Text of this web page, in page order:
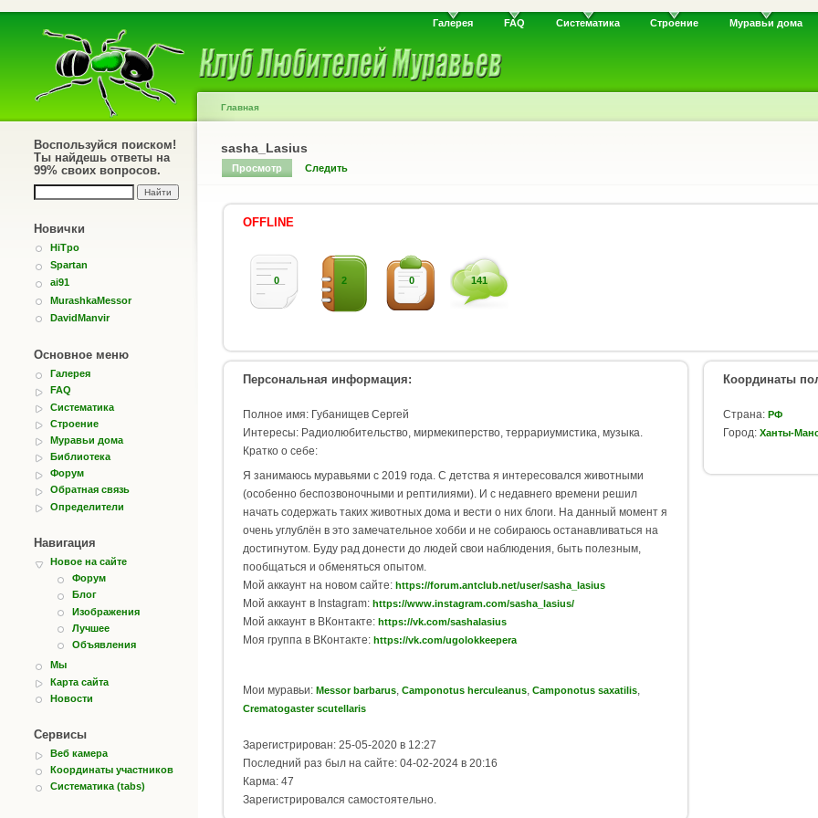
Галерея FAQ Систематика Строение Муравьи дома
Воспользуйся поиском!
Ты найдешь ответы на
99% своих вопросов.
Новички
HiTpo
Spartan
ai91
MurashkaMessor
DavidManvir
Основное меню
Галерея
FAQ
Систематика
Строение
Муравьи дома
Библиотека
Форум
Обратная связь
Определители
Навигация
Новое на сайте
Форум
Блог
Изображения
Лучшее
Объявления
Мы
Карта сайта
Новости
Сервисы
Веб камера
Координаты участников
Систематика (tabs)
Главная
sasha_Lasius
Просмотр Следить
OFFLINE
0 2 0 141
Персональная информация:
Полное имя: Губанищев Сергей
Интересы: Радиолюбительство, мирмекиперство, террариумистика, музыка.
Кратко о себе:
Я занимаюсь муравьями с 2019 года. С детства я интересовался животными
(особенно беспозвоночными и рептилиями). И с недавнего времени решил
начать содержать таких животных дома и вести о них блоги. На данный момент я
очень углублён в это замечательное хобби и не собираюсь останавливаться на
достигнутом. Буду рад донести до людей свои наблюдения, быть полезным,
пообщаться и обменяться опытом.
Мой аккаунт на новом сайте: https://forum.antclub.net/user/sasha_lasius
Мой аккаунт в Instagram: https://www.instagram.com/sasha_lasius/
Мой аккаунт в ВКонтакте: https://vk.com/sashalasius
Моя группа в ВКонтакте: https://vk.com/ugolokkeepera
Мои муравьи: Messor barbarus Camponotus herculeanus Camponotus saxatilis
Crematogaster scutellaris
Зарегистрирован: 25-05-2020 в 12:27
Последний раз был на сайте: 04-02-2024 в 20:16
Карма: 47
Зарегистрировался самостоятельно.
Координаты
Страна: РФ
Город: Ханты-